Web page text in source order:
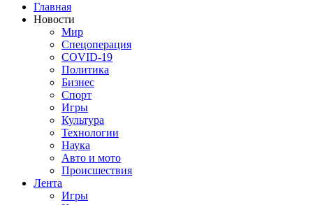
Главная
Новости
Мир
Спецоперация
COVID-19
Политика
Бизнес
Спорт
Игры
Культура
Технологии
Наука
Авто и мото
Происшествия
Лента
Игры